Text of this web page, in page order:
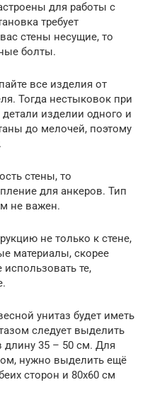
для работы с
требует
стены несущие, то
болты.
все изделия от
Тогда нестыковок при
изделии одного и
до мелочей, поэтому
стены, то
для анкеров. Тип
не важен.
не только к стене,
материалы, скорее
те,
унитаз будет иметь
следует выделить
длину 35 – 50 см. Для
нужно выделить ещё
сторон и 80х60 см